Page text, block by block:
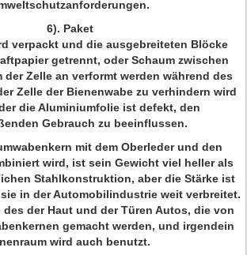
6). Paket
verpackt und die ausgebreiteten Blöcke
getrennt, oder Schaum zwischen
der Zelle an verformt werden während des
Zelle der Bienenwabe zu verhindern wird
die Aluminiumfolie ist defekt, den
Gebrauch zu beeinflussen.
mit dem Oberleder und den
wird, ist sein Gewicht viel heller als
Stahlkonstruktion, aber die Stärke ist
in der Automobilindustrie weit verbreitet.
des der Haut und der Türen Autos, die von
gemacht werden, und irgendein
wird auch benutzt.